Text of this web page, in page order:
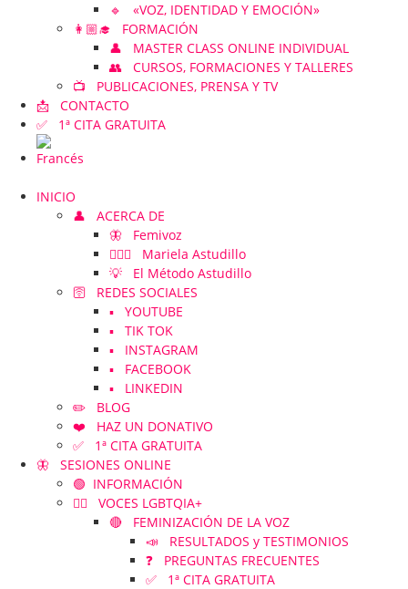
🔹 «VOZ, IDENTIDAD Y EMOCIÓN»
👩🏼‍🎓 FORMACIÓN
👤 MASTER CLASS ONLINE INDIVIDUAL
👥 CURSOS, FORMACIONES Y TALLERES
📺 PUBLICACIONES, PRENSA Y TV
📩 CONTACTO
✅ 1ª CITA GRATUITA
INICIO
👤 ACERCA DE
🦋 Femivoz
👱🏻‍♀️ Mariela Astudillo
💡 El Método Astudillo
🛜 REDES SOCIALES
▪️ YOUTUBE
▪️ TIK TOK
▪️ INSTAGRAM
▪️ FACEBOOK
▪️ LINKEDIN
✏️ BLOG
❤️ HAZ UN DONATIVO
✅ 1ª CITA GRATUITA
🦋 SESIONES ONLINE
🟢 INFORMACIÓN
🏳️‍🌈 VOCES LGBTQIA+
🔴 FEMINIZACIÓN DE LA VOZ
📣 RESULTADOS y TESTIMONIOS
❓ PREGUNTAS FRECUENTES
✅ 1ª CITA GRATUITA